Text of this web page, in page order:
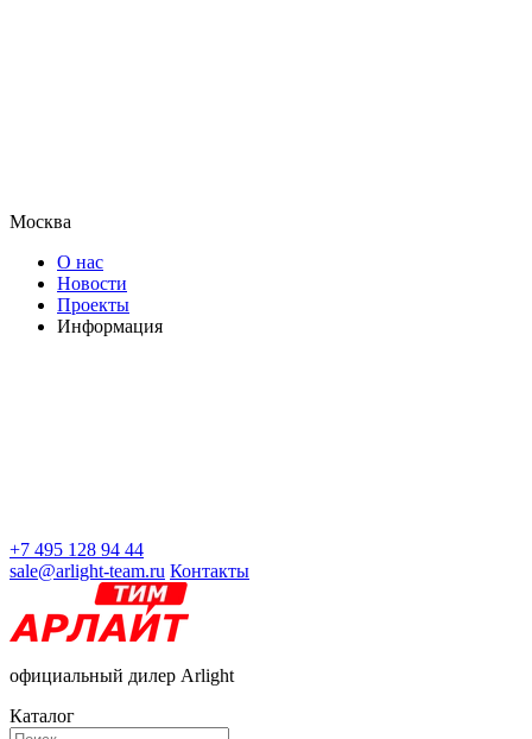
Москва
О нас
Новости
Проекты
Информация
+7 495 128 94 44
sale@arlight-team.ru Контакты
официальный дилер Arlight
Каталог